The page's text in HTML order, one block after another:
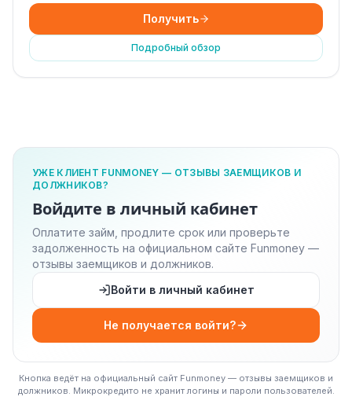
Получить
Подробный обзор
УЖЕ КЛИЕНТ FUNMONEY — ОТЗЫВЫ ЗАЕМЩИКОВ И
ДОЛЖНИКОВ?
Войдите в личный кабинет
Оплатите займ, продлите срок или проверьте
задолженность на официальном сайте Funmoney —
отзывы заемщиков и должников.
Войти в личный кабинет
Не получается войти?
Кнопка ведёт на официальный сайт Funmoney — отзывы заемщиков и
должников. Микрокредито не хранит логины и пароли пользователей.